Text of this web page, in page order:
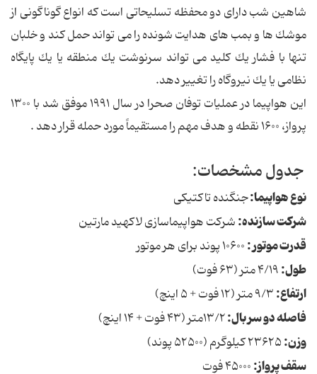
شاهین شب دارای دو محفظه تسلیحاتی است كه انواع گوناگونی از
موشك ها و بمب های هدایت شونده را می تواند حمل كند و خلبان
تنها با فشار یك كلید می تواند سرنوشت یك منطقه یا یك پایگاه
نظامی یا یك نیروگاه را تغییر دهد.
این هواپیما در عملیات توفان صحرا در سال ۱۹۹۱ موفق شد با ۱۳۰۰
پرواز، ۱۶۰۰ نقطه و هدف مهم را مستقیماً مورد حمله قرار دهد .
جدول مشخصات:
نوع هواپیما:جنگنده تاكتیكی
شركت سازنده:شركت هواپیماسازی لاكهید مارتین
قدرت موتور :
طول:
ارتفاع:
فاصله دو سر بال:۱۳/۲متر (۴۳ فوت + ۱۴ اینچ)
وزن:
سقف پرواز: